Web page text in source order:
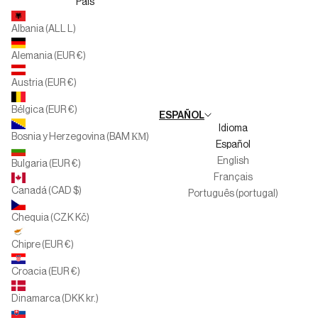
POLOS HASTA-30%
Cita Previa
Silbon Second Life
Multimarca
Familias Numerosas
Canal del informante
País
Albania (ALL L)
Alemania (EUR €)
Austria (EUR €)
Bélgica (EUR €)
Bosnia y Herzegovina (BAM КМ)
Bulgaria (EUR €)
Canadá (CAD $)
Chequia (CZK Kč)
Chipre (EUR €)
Croacia (EUR €)
Dinamarca (DKK kr.)
ESPAÑOL
Idioma
Español
English
Français
Português (portugal)